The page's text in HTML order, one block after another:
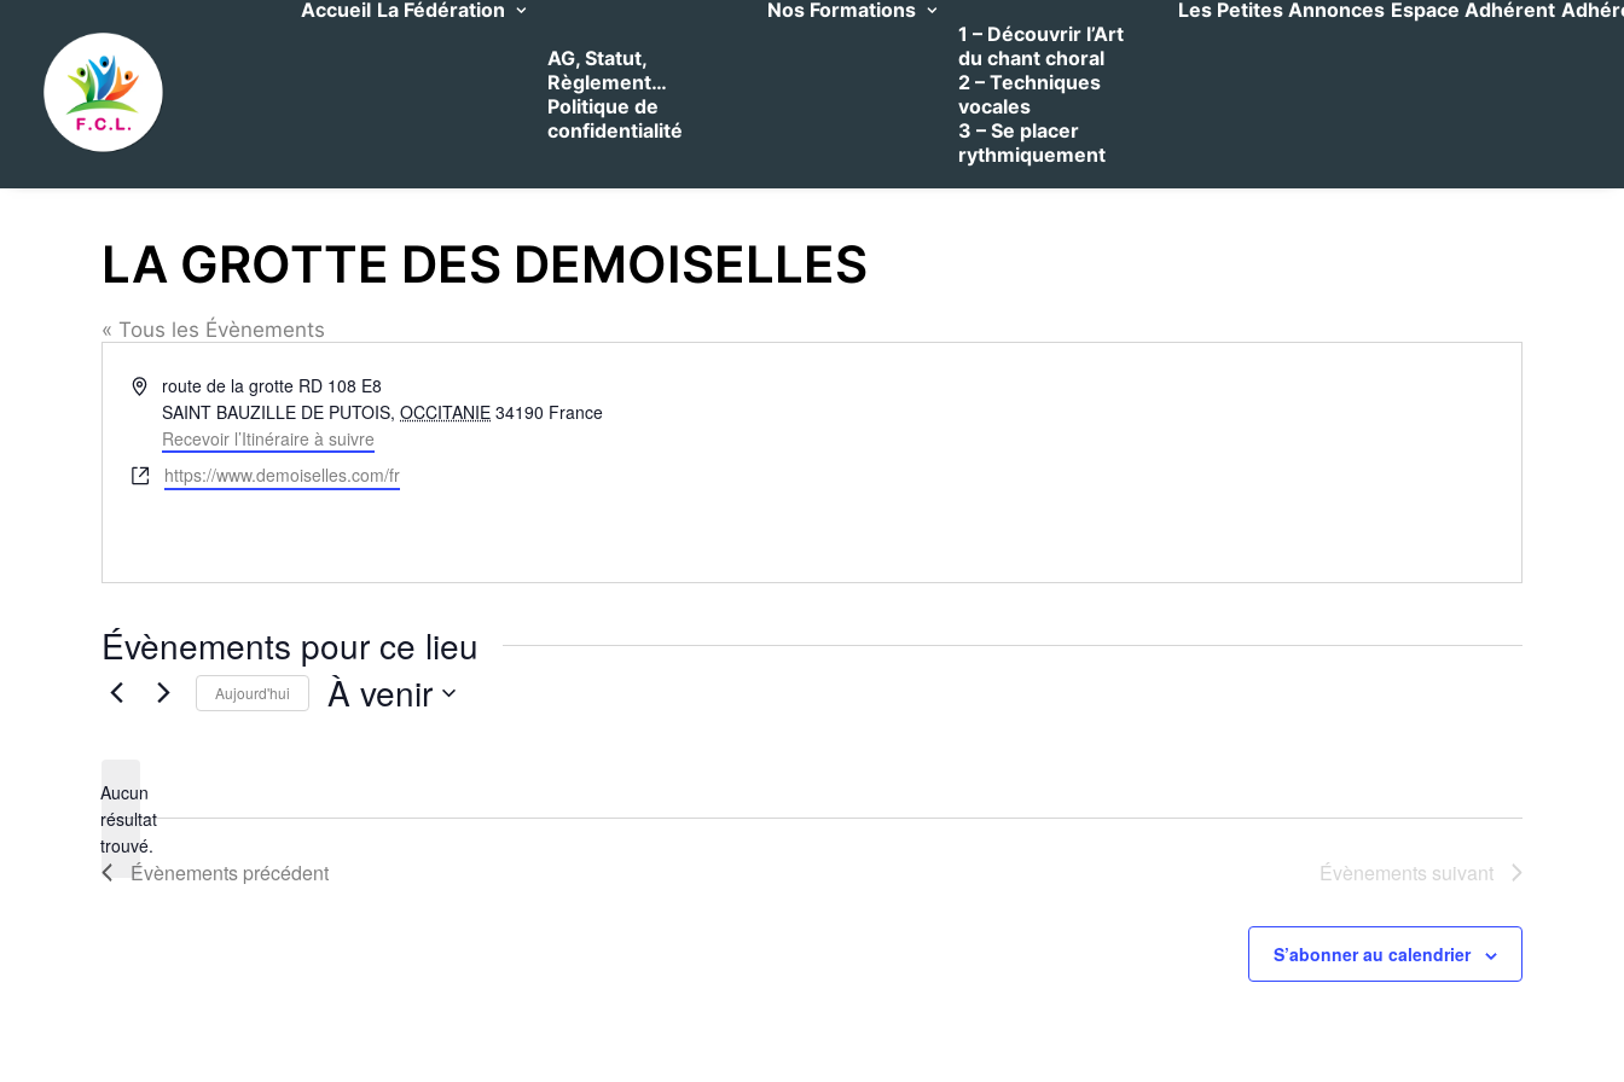
Accueil La Fédération
AG, Statut,
Règlement…
Politique de
confidentialité
Nos Formations
1 – Découvrir l’Art
du chant choral
2 – Techniques
vocales
3 – Se placer
rythmiquement
Les Petites Annonces Espace Adhérent
LA GROTTE DES DEMOISELLES
« Tous les Évènements
Adresseroute de la grotte RD 108 E8
SAINT BAUZILLE DE PUTOIS, OCCITANIE 34190 France
Recevoir l’Itinéraire à suivre
Site
https://www.demoiselles.com/fr
Évènements pour ce lieu
Notice
Aucun
résultat
trouvé.
Aujourd'hui À venir
Évènements précédent Évènements suivant
S’abonner au calendrier